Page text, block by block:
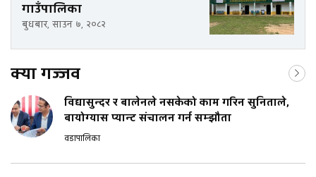
गाउँपालिका
बुधबार, साउन ७, २०८२
क्या गज्जव
विद्यासुन्दर र बालेनले नसकेको काम गरिन सुनिताले,
बायोग्यास प्यान्ट संचालन गर्न सम्झौता
वडापालिका